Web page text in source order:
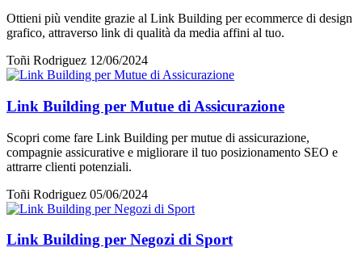
Ottieni più vendite grazie al Link Building per ecommerce di design
grafico, attraverso link di qualità da media affini al tuo.
Toñi Rodriguez 12/06/2024
Link Building per Mutue di Assicurazione
Scopri come fare Link Building per mutue di assicurazione,
compagnie assicurative e migliorare il tuo posizionamento SEO e
attrarre clienti potenziali.
Toñi Rodriguez 05/06/2024
Link Building per Negozi di Sport